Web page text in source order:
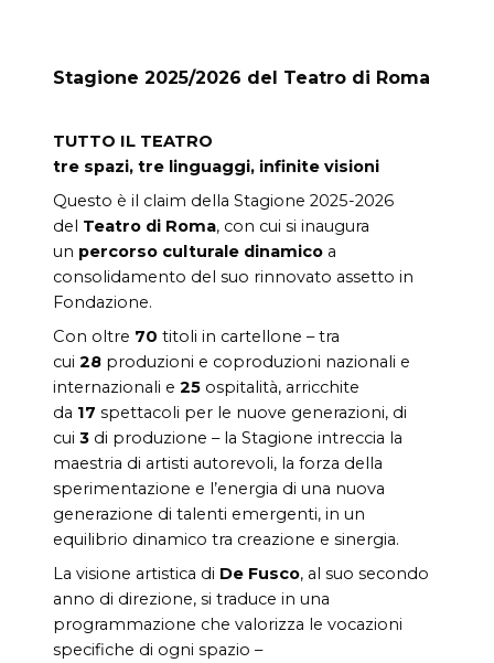
Stagione 2025/2026 del Teatro di Roma
TUTTO IL TEATRO
tre spazi, tre linguaggi, infinite visioni
Questo è il claim della Stagione 2025-2026
del Teatro di Roma, con cui si inaugura
un percorso culturale dinamico a
consolidamento del suo rinnovato assetto in
Fondazione.
Con oltre 70 titoli in cartellone – tra
cui 28 produzioni e coproduzioni nazionali e
internazionali e 25 ospitalità, arricchite
da 17 spettacoli per le nuove generazioni, di
cui 3 di produzione – la Stagione intreccia la
maestria di artisti autorevoli, la forza della
sperimentazione e l’energia di una nuova
generazione di talenti emergenti, in un
equilibrio dinamico tra creazione e sinergia.
La visione artistica di De Fusco, al suo secondo
anno di direzione, si traduce in una
programmazione che valorizza le vocazioni
specifiche di ogni spazio –